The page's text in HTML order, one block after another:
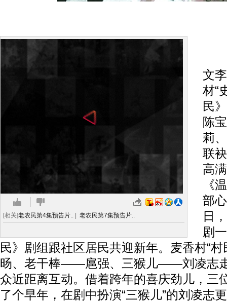
[相关]老农民第4集预告片.. 老农民第7集预告片..
文
材“
民
陈
莉
联
高
《
部
日
剧
民》剧组跟社区居民共迎新年。麦香村“
旸、老干棒——扈强、三猴儿——刘凌志
众近距离互动。借着跨年的喜庆劲儿，三
了个早年，在剧中扮演“三猴儿”的刘凌志